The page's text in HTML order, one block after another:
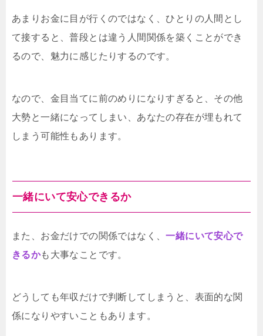
あまりお金に目が行くのではなく、ひとりの人間とし
て接すると、普段とは違う人間関係を築くことができ
るので、魅力に感じたりするのです。
なので、金目当てに前のめりになりすぎると、その他
大勢と一緒になってしまい、あなたの存在が埋もれて
しまう可能性もあります。
一緒にいて安心できるか
また、お金だけでの関係ではなく、一緒にいて安心で
きるかも大事なことです。
どうしても年収だけで判断してしまうと、表面的な関
係になりやすいこともあります。